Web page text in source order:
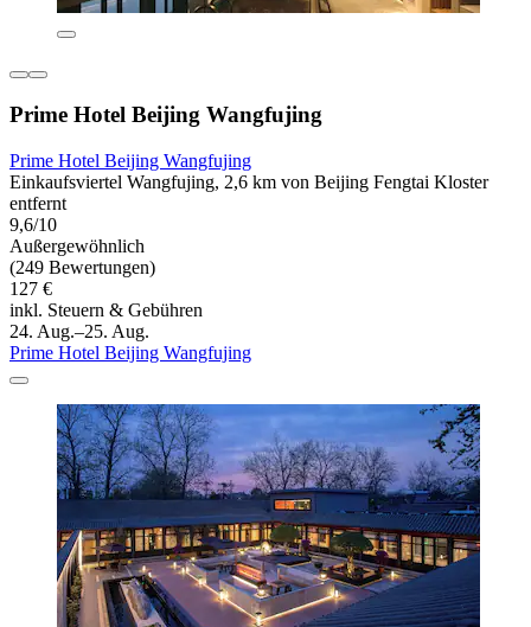
Prime Hotel Beijing Wangfujing
Prime Hotel Beijing Wangfujing
Einkaufsviertel Wangfujing, 2,6 km von Beijing Fengtai Kloster
entfernt
9,6/10
Außergewöhnlich
(249 Bewertungen)
127 €
inkl. Steuern & Gebühren
24. Aug.–25. Aug.
Prime Hotel Beijing Wangfujing